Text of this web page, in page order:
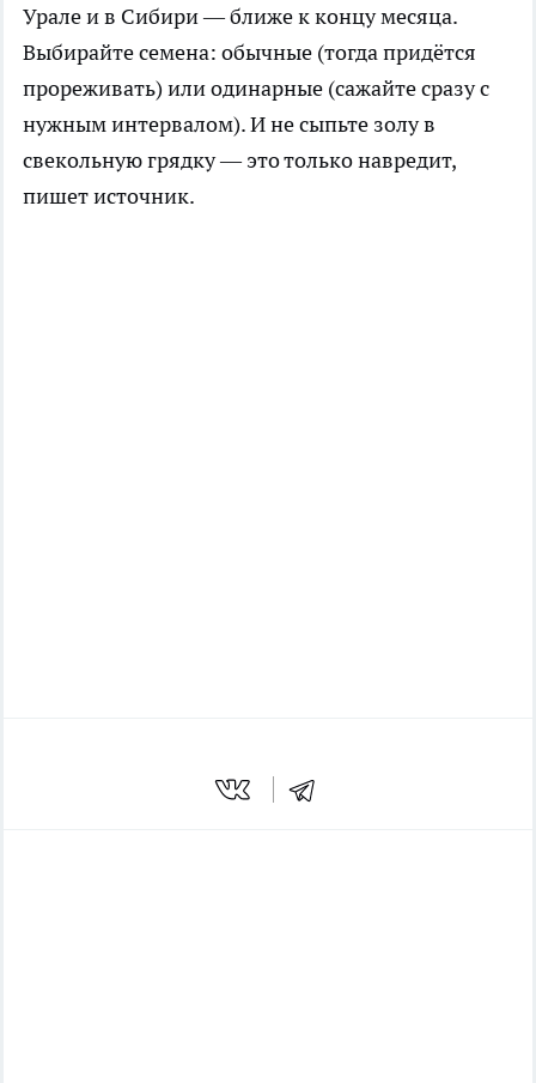
Урале и в Сибири — ближе к концу месяца.
Выбирайте семена: обычные (тогда придётся
прореживать) или одинарные (сажайте сразу с
нужным интервалом). И не сыпьте золу в
свекольную грядку — это только навредит,
пишетисточник.